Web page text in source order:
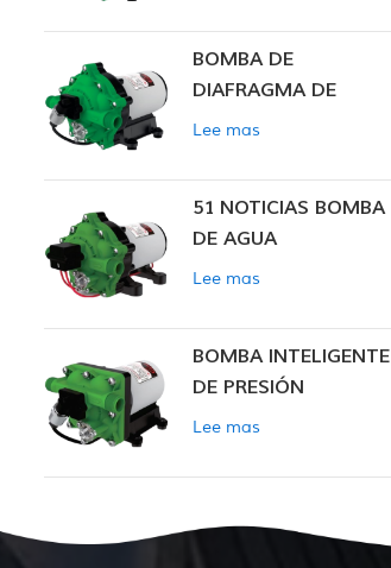
BOMBA DE
DIAFRAGMA DE
PRESIÓN CONSTANTE
Lee mas
51 NOTICIAS BOMBA
DE AGUA
Lee mas
BOMBA INTELIGENTE
DE PRESIÓN
CONSTANTE SERIE
Lee mas